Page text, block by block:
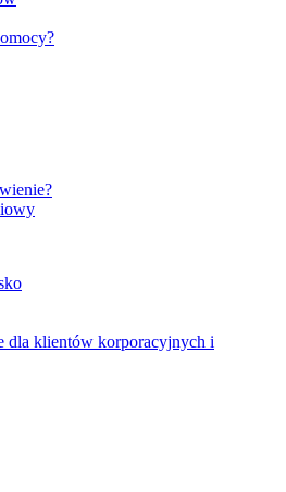
dla klientów korporacyjnych i